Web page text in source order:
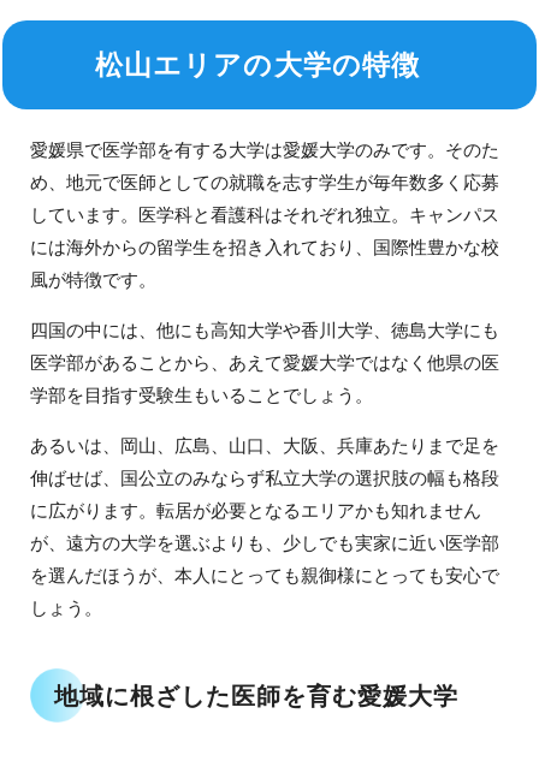
松山エリアの大学の特徴
愛媛県で医学部を有する大学は愛媛大学のみです。そのた
め、地元で医師としての就職を志す学生が毎年数多く応募
しています。医学科と看護科はそれぞれ独立。キャンパス
には海外からの留学生を招き入れており、国際性豊かな校
風が特徴です。
四国の中には、他にも高知大学や香川大学、徳島大学にも
医学部があることから、あえて愛媛大学ではなく他県の医
学部を目指す受験生もいることでしょう。
あるいは、岡山、広島、山口、大阪、兵庫あたりまで足を
伸ばせば、国公立のみならず私立大学の選択肢の幅も格段
に広がります。転居が必要となるエリアかも知れません
が、遠方の大学を選ぶよりも、少しでも実家に近い医学部
を選んだほうが、本人にとっても親御様にとっても安心で
しょう。
地域に根ざした医師を育む愛媛大学